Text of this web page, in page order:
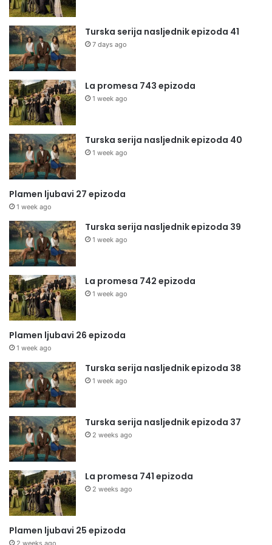
Turska serija nasljednik epizoda 41
7 days ago
La promesa 743 epizoda
1 week ago
Turska serija nasljednik epizoda 40
1 week ago
Plamen ljubavi 27 epizoda
1 week ago
Turska serija nasljednik epizoda 39
1 week ago
La promesa 742 epizoda
1 week ago
Plamen ljubavi 26 epizoda
1 week ago
Turska serija nasljednik epizoda 38
1 week ago
Turska serija nasljednik epizoda 37
2 weeks ago
La promesa 741 epizoda
2 weeks ago
Plamen ljubavi 25 epizoda
2 weeks ago